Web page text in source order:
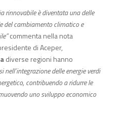
rinnovabile è diventata una delle
del cambiamento climatico e
commenta nella nota
di Aceper,
diverse regioni hanno
nell’integrazione delle energie verdi
contribuendo a ridurre le
uno sviluppo economico